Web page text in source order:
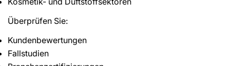
Überprüfen Sie:
Kundenbewertungen
Fallstudien